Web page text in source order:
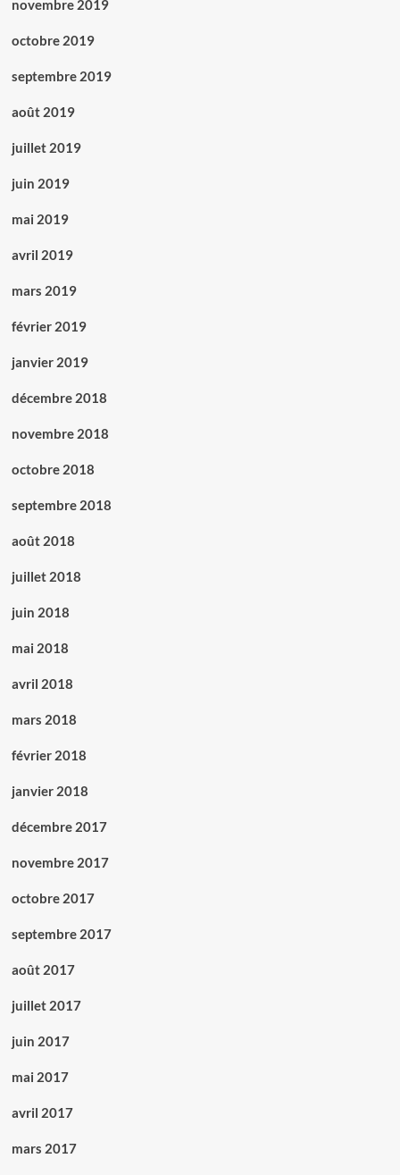
novembre 2019
octobre 2019
septembre 2019
août 2019
juillet 2019
juin 2019
mai 2019
avril 2019
mars 2019
février 2019
janvier 2019
décembre 2018
novembre 2018
octobre 2018
septembre 2018
août 2018
juillet 2018
juin 2018
mai 2018
avril 2018
mars 2018
février 2018
janvier 2018
décembre 2017
novembre 2017
octobre 2017
septembre 2017
août 2017
juillet 2017
juin 2017
mai 2017
avril 2017
mars 2017